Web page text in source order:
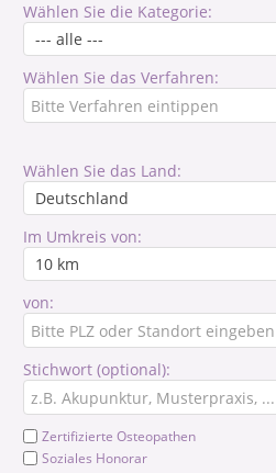
Wählen Sie die Kategorie:
Wählen Sie das Verfahren:
Wählen Sie das Land:
Im Umkreis von:
von:
Stichwort (optional):
Zertifizierte Osteopathen
Soziales Honorar